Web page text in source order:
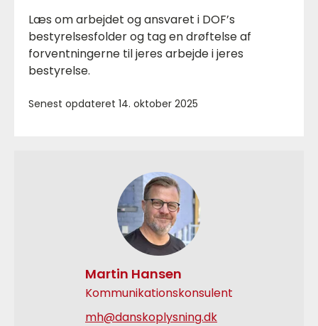
Læs om arbejdet og ansvaret i DOF’s
bestyrelsesfolder og tag en drøftelse af
forventningerne til jeres arbejde i jeres
bestyrelse.
Senest opdateret 14. oktober 2025
Martin Hansen
Kommunikationskonsulent
mh@danskoplysning.dk